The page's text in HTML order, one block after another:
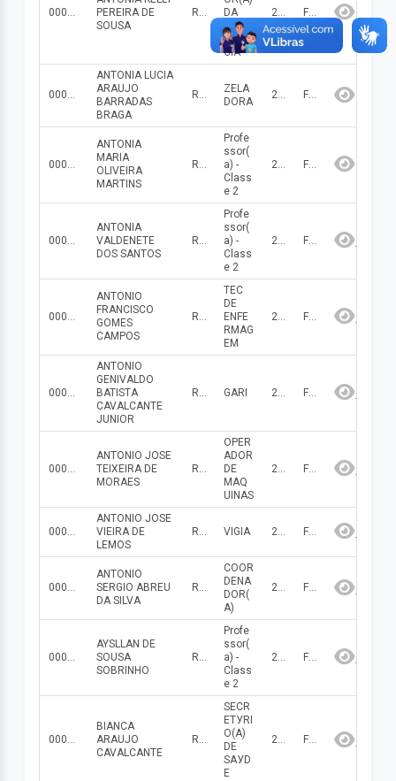
000000000001627
PEREIRA DE
SOUSA
R$ 1 844.32
DA
1ТЊ
INFAN
CIA
2026 Fevereiro
000000000000017
ANTONIA LUCIA
ARAUJO
BARRADAS
BRAGA
R$ 1 259.67
ZELA
DORA
2026 Fevereiro
000000000000096
ANTONIA
MARIA
OLIVEIRA
MARTINS
R$ 4 895.59
Profe
ssor(
a) -
Class
e 2
2026 Fevereiro
000000000000059
ANTONIA
VALDENETE
DOS SANTOS
R$ 3 608.28
Profe
ssor(
a) -
Class
e 2
2026 Fevereiro
000000000001624
ANTONIO
FRANCISCO
GOMES
CAMPOS
R$ 1 262.25
TEC
DE
ENFE
RMAG
EM
2026 Fevereiro
000000000000055
ANTONIO
GENIVALDO
BATISTA
CAVALCANTE
JUNIOR
R$ 2 089.48 GARI 2026 Fevereiro
000000000001646
ANTONIO JOSE
TEIXEIRA DE
MORAES
R$ 1 499.43
OPER
ADOR
DE
MAQ
UINAS
2026 Fevereiro
000000000000006
ANTONIO JOSE
VIEIRA DE
LEMOS
R$ 1 134.70 VIGIA 2026 Fevereiro
000000000001621
ANTONIO
SERGIO ABREU
DA SILVA
R$ 1 794.46
COOR
DENA
DOR(
A)
2026 Fevereiro
000000000001313
AYSLLAN DE
SOUSA
SOBRINHO
R$ 4 384.78
Profe
ssor(
a) -
Class
e 2
2026 Fevereiro
000000000001580
BIANCA
ARAUJO
CAVALCANTE
R$ 3 531.81
SECR
ETУRI
O(A)
DE
SAУD
E
2026 Fevereiro